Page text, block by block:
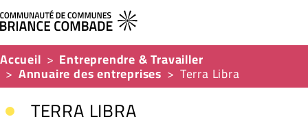
Accueil Entreprendre & Travailler
Annuaire des entreprises Terra Libra
TERRA LIBRA